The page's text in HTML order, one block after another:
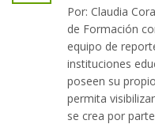
Por: Claudia
de Formación
equipo de
instituciones
poseen su
permita
se crea por